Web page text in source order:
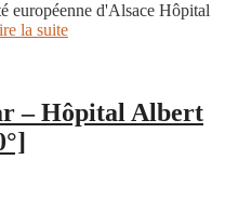
d'Alsace Hôpital
la suite
– Hôpital Albert